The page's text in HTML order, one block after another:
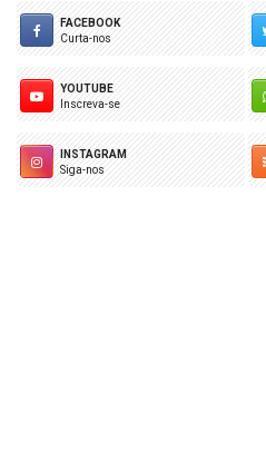
FACEBOOK
Curta-nos
YOUTUBE
Inscreva-se
INSTAGRAM
Siga-nos